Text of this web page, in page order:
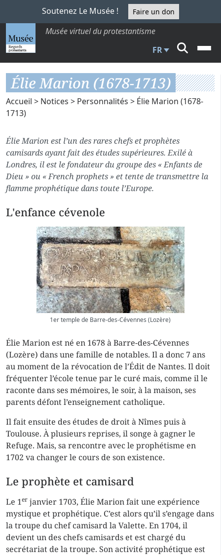
Soutenez Le Musée ! Faire un don
Musée virtuel du protestantisme
FR
Élie Marion (1678-1713)
Accueil > Notices > Personnalités > Élie Marion (1678-
1713)
Élie Marion est l’un des rares chefs et prophètes
camisards ayant fait des études supérieures. Exilé à
Londres, il est le fondateur du groupe des « Enfants de
Dieu » ou « French prophets » et tente de transmettre la
flamme prophétique dans toute l’Europe.
L'enfance cévenole
1er temple de Barre-des-Cévennes (Lozère)
Élie Marion est né en 1678 à Barre-des-Cévennes
(Lozère) dans une famille de notables. Il a donc 7 ans
au moment de la révocation de l’Édit de Nantes. Il doit
fréquenter l’école tenue par le curé mais, comme il le
raconte dans ses mémoires, le soir, à la maison, ses
parents défont l’enseignement catholique.
Il fait ensuite des études de droit à Nîmes puis à
Toulouse. À plusieurs reprises, il songe à gagner le
Refuge. Mais, sa rencontre avec le prophétisme en
1702 va changer le cours de son existence.
Le prophète et camisard
Le 1er janvier 1703, Élie Marion fait une expérience
mystique et prophétique. C’est alors qu’il s’engage dans
la troupe du chef camisard la Valette. En 1704, il
devient un des chefs camisards et est chargé du
secrétariat de la troupe. Son activité prophétique est